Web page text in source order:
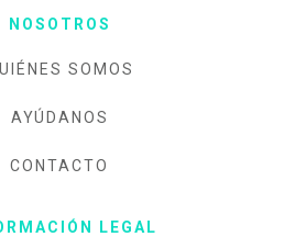
NOSOTROS
SOMOS
AYÚDANOS
CONTACTO
LEGAL